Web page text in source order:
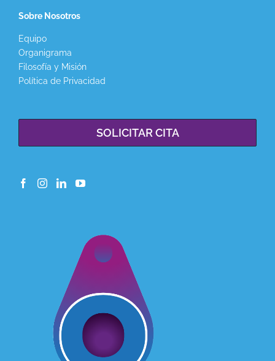
Sobre Nosotros
Equipo
Organigrama
Filosofía y Misión
Política de Privacidad
SOLICITAR CITA